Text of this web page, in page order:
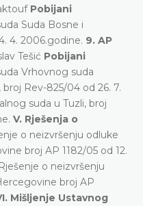
Pobijani
Suda Bosne i
4. 2006.godine. 9. AP
Tešić Pobijani
Vrhovnog suda
Rev-825/04 od 26. 7.
suda u Tuzli, broj
V. Rješenja o
o neizvršenju odluke
broj AP 1182/05 od 12.
Rješenje o neizvršenju
broj AP
Mišljenje Ustavnog